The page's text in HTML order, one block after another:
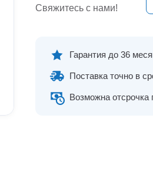
Свяжитесь с нами!
Гарантия до 36
Поставка точно в
Возможна отсрочка